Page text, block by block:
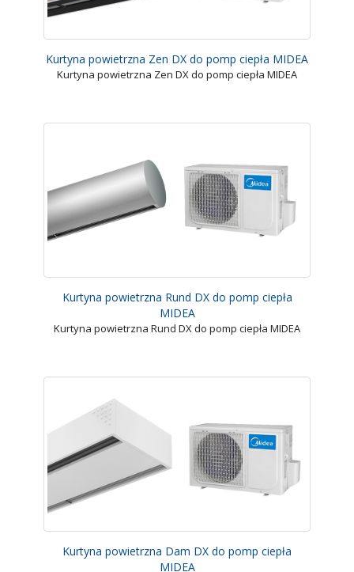
Kurtyna powietrzna Zen DX do pomp ciepła MIDEA
Kurtyna powietrzna Zen DX do pomp ciepła MIDEA
Kurtyna powietrzna Rund DX do pomp ciepła
MIDEA
Kurtyna powietrzna Rund DX do pomp ciepła MIDEA
Kurtyna powietrzna Dam DX do pomp ciepła
MIDEA